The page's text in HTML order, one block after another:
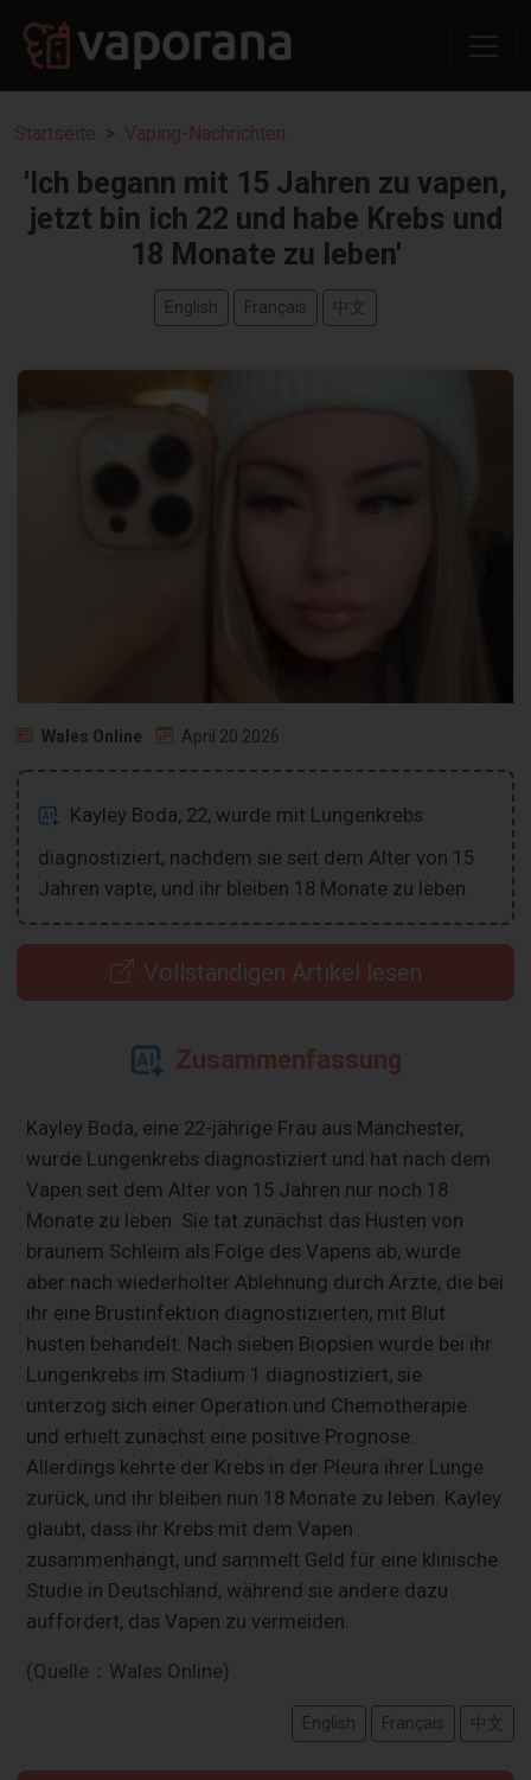
Startseite Vaping-Nachrichten
'Ich begann mit 15 Jahren zu vapen,
jetzt bin ich 22 und habe Krebs und
18 Monate zu leben'
English Français 中文
Wales Online April 20 2026
Kayley Boda, 22, wurde mit Lungenkrebs
diagnostiziert, nachdem sie seit dem Alter von 15
Jahren vapte, und ihr bleiben 18 Monate zu leben.
Vollständigen Artikel lesen
Zusammenfassung
Kayley Boda, eine 22-jährige Frau aus Manchester,
wurde Lungenkrebs diagnostiziert und hat nach dem
Vapen seit dem Alter von 15 Jahren nur noch 18
Monate zu leben. Sie tat zunächst das Husten von
braunem Schleim als Folge des Vapens ab, wurde
aber nach wiederholter Ablehnung durch Ärzte, die bei
ihr eine Brustinfektion diagnostizierten, mit Blut
husten behandelt. Nach sieben Biopsien wurde bei ihr
Lungenkrebs im Stadium 1 diagnostiziert, sie
unterzog sich einer Operation und Chemotherapie
und erhielt zunächst eine positive Prognose.
Allerdings kehrte der Krebs in der Pleura ihrer Lunge
zurück, und ihr bleiben nun 18 Monate zu leben. Kayley
glaubt, dass ihr Krebs mit dem Vapen
zusammenhängt, und sammelt Geld für eine klinische
Studie in Deutschland, während sie andere dazu
auffordert, das Vapen zu vermeiden.
(Quelle：Wales Online)
English Français 中文